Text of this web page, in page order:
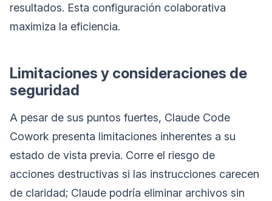
resultados. Esta configuración colaborativa
maximiza la eficiencia.
Limitaciones y consideraciones de
seguridad
A pesar de sus puntos fuertes, Claude Code
Cowork presenta limitaciones inherentes a su
estado de vista previa. Corre el riesgo de
acciones destructivas si las instrucciones carecen
de claridad; Claude podría eliminar archivos sin